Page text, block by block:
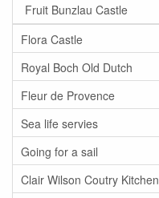
Fruit Bunzlau Castle
Flora Castle
Royal Boch Old Dutch
Fleur de Provence
Sea life servies
Going for a sail
Clair Wilson Coutry Kitchen